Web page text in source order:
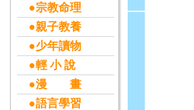
●宗教命理
●親子教養
●少年讀物
●輕 小 說
●漫 畫
●語言學習